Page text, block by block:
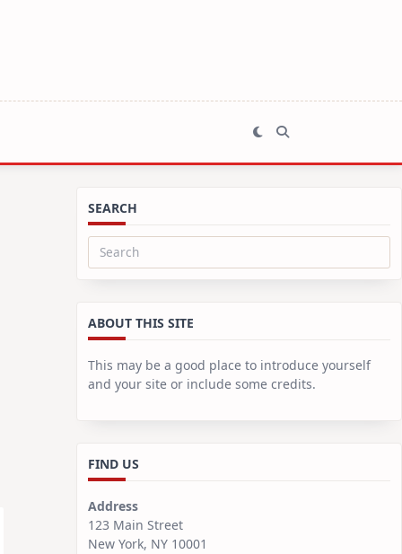
SEARCH
Search
ABOUT THIS SITE
This may be a good place to introduce yourself
and your site or include some credits.
FIND US
Address
123 Main Street
New York, NY 10001